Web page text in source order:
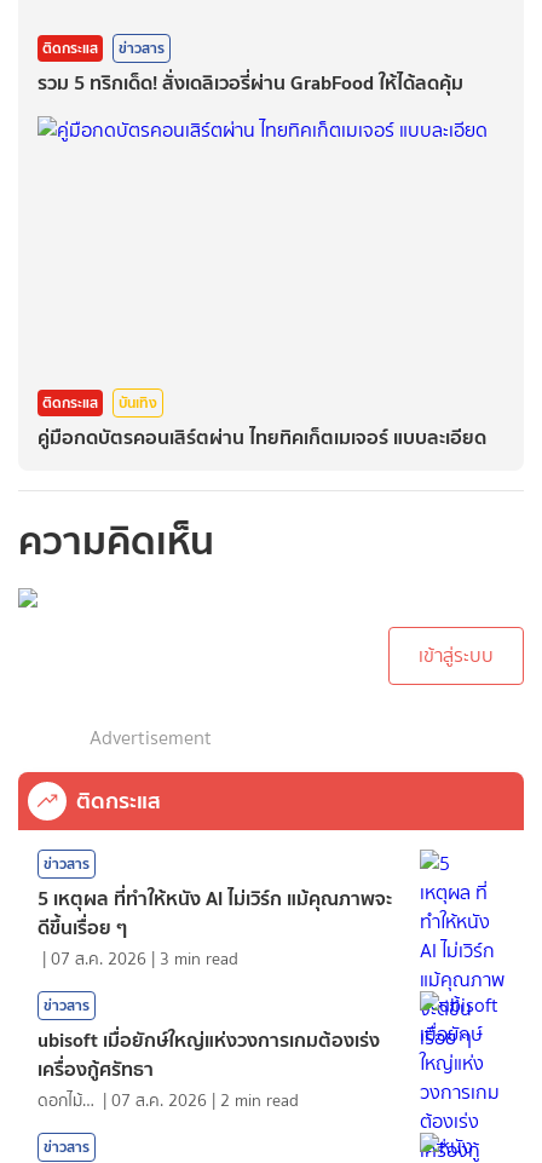
ติดกระแส ข่าวสาร
รวม 5 ทริกเด็ด! สั่งเดลิเวอรี่ผ่าน GrabFood ให้ได้ลดคุ้ม
ติดกระแส บันเทิง
คู่มือกดบัตรคอนเสิร์ตผ่าน ไทยทิคเก็ตเมเจอร์ แบบละเอียด
ความคิดเห็น
เข้าสู่ระบบ
Advertisement
ติดกระแส
ข่าวสาร
5 เหตุผล ที่ทำให้หนัง AI ไม่เวิร์ก แม้คุณภาพจะ
ดีขึ้นเรื่อย ๆ
|07 ส.ค. 2026 | 3 min read
ข่าวสาร
ubisoft เมื่อยักษ์ใหญ่แห่งวงการเกมต้องเร่ง
เครื่องกู้ศรัทธา
ดอกไม้กับสายน้ำ |07 ส.ค. 2026 | 2 min read
ข่าวสาร